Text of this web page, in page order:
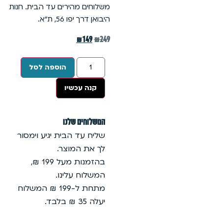
משלוחים מהירים עד הבית. חנות
היבואן דרך יפו 56, ת״א.
₪249
₪149
הוספה לסל
קנה עכשיו
המשלוחים שלנו
שליח עד הבית יגיע וימסור
לך את המוצר.
בהזמנות מעל 199 ₪,
המשלוח עלינו.
מתחת ל-199 ₪ המשלוח
יעלה 35 ₪ בלבד.